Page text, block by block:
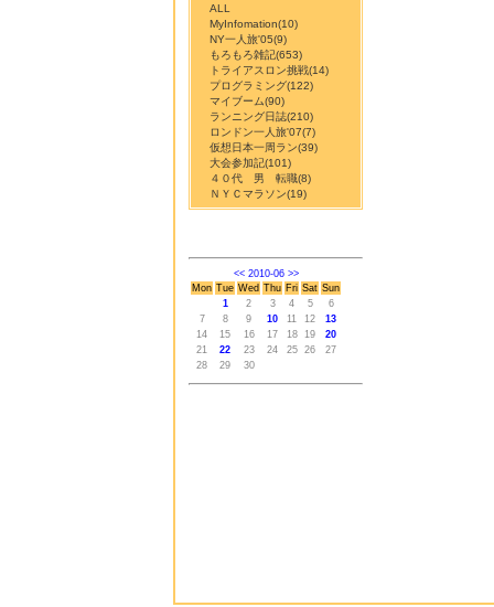
ALL
MyInfomation(10)
NY一人旅'05(9)
もろもろ雑記(653)
トライアスロン挑戦(14)
プログラミング(122)
マイブーム(90)
ランニング日誌(210)
ロンドン一人旅'07(7)
仮想日本一周ラン(39)
大会参加記(101)
４０代 男 転職(8)
ＮＹＣマラソン(19)
<< 2010-06 >>
Mon Tue Wed Thu Fri Sat Sun
1
2 3 4 5
6
7
8 9 10 11 12
13
14
15 16 17 18 19
20
21
22 23 24 25 26
27
28
29 30